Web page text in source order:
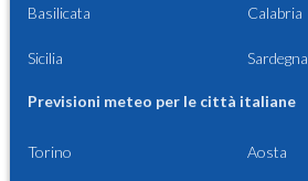
Basilicata Calabria
Sicilia Sardegna
Previsioni meteo per le città italiane
Torino Aosta